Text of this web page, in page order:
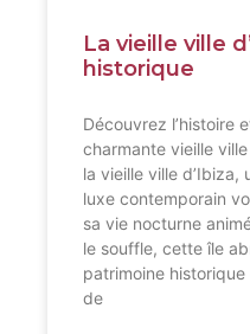
La vieille ville
historique
Découvrez l’histoire
charmante vieille
la vieille ville d’Ibiza,
luxe contemporain
sa vie nocturne
le souffle, cette île
patrimoine
de